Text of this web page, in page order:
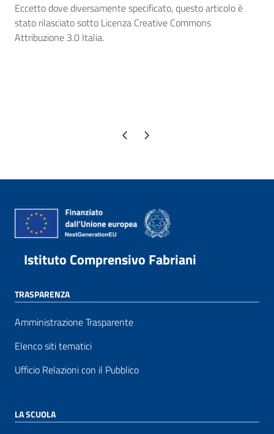
Eccetto dove diversamente specificato, questo articolo è
stato rilasciato sotto Licenza Creative Commons
Attribuzione 3.0 Italia.
Pagina precedente
Pagina successiva
Istituto Comprensivo Fabriani
TRASPARENZA
Amministrazione Trasparente
Elenco siti tematici
Ufficio Relazioni con il Pubblico
LA SCUOLA